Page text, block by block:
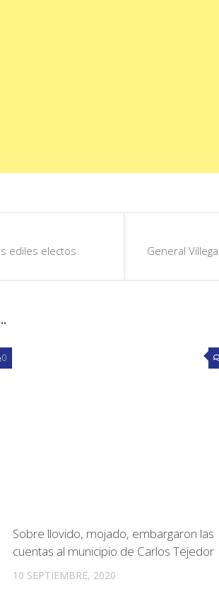
General
ediles electos
0
Sobre llovido, mojado, embargaron las
cuentas al municipio de Carlos Tejedor
10 SEPTIEMBRE, 2020